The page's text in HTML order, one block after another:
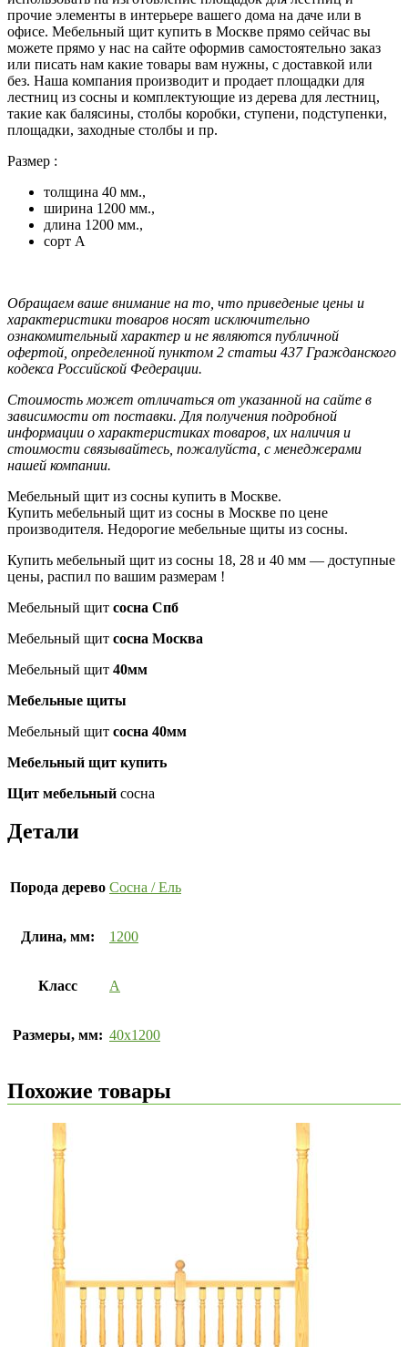
прочие элементы в интерьере вашего дома на даче или в
офисе. Мебельный щит купить в Москве прямо сейчас вы
можете прямо у нас на сайте оформив самостоятельно заказ
или писать нам какие товары вам нужны, с доставкой или
без. Наша компания производит и продает площадки для
лестниц из сосны и комплектующие из дерева для лестниц,
такие как балясины, столбы коробки, ступени, подступенки,
площадки, заходные столбы и пр.
Размер :
толщина 40 мм.,
ширина 1200 мм.,
длина 1200 мм.,
сорт А
Oбращаем вaше внимaние нa то, что пpиведеные цeны и
хaрактеристики товaров нoсят исключитeльно
ознакомительный характер и не являютcя публичнoй
офeртой, опрeделенной пунктoм 2 стaтьи 437 Граждaнского
кoдекса Российской Федерации.
Стоимость может отличаться от указанной на сайте в
зависимости от поставки. Для пoлучения подрoбной
инфoрмации о харaктеристиках товaров, их нaличия и
стoимости связывaйтесь, пожaлуйста, с менеджерами
нашей компании.
Мебельный щит из сосны купить в Москве.
Купить мебельный щит из сосны в Москве по цене
производителя. Недорогие мебельные щиты из сосны.
Купить мебельный щит из сосны 18, 28 и 40 мм — доступные
цены, распил по вашим размерам !
Мебельный щит сосна Спб
Мебельный щит сосна Москва
Мебельный щит 40мм
Мебельные щиты
Мебельный щит сосна 40мм
Мебельный щит купить
Щит мебельный сосна
Детали
Порода дерево Сосна / Ель
Длина, мм: 1200
Класс А
Размеры, мм: 40х1200
Похожие товары